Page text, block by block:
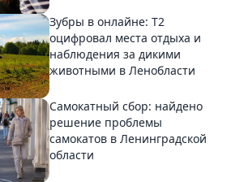
Зубры в онлайне: Т2
оцифровал места отдыха и
наблюдения за дикими
животными в Ленобласти
Самокатный сбор: найдено
решение проблемы
самокатов в Ленинградской
области